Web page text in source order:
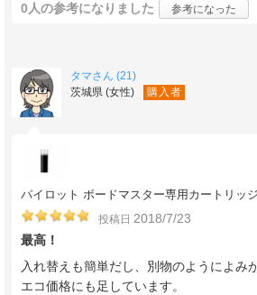
0人の参考になりました 参考になった
タマさん (21)
茨城県 (女性)
購入者
パイロット ボードマスター専用カートリッ
投稿日 2018/7/23
最高！
入れ替えも簡単だし、別物のようによみ
エコ価格にも足しています。